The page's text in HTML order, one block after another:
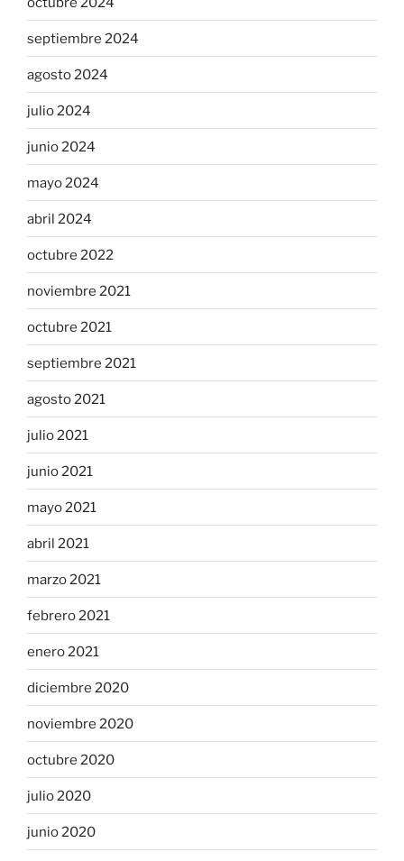
septiembre 2024
agosto 2024
julio 2024
junio 2024
mayo 2024
abril 2024
octubre 2022
noviembre 2021
octubre 2021
septiembre 2021
agosto 2021
julio 2021
junio 2021
mayo 2021
abril 2021
marzo 2021
febrero 2021
enero 2021
diciembre 2020
noviembre 2020
octubre 2020
julio 2020
junio 2020